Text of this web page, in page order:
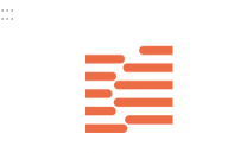
:::